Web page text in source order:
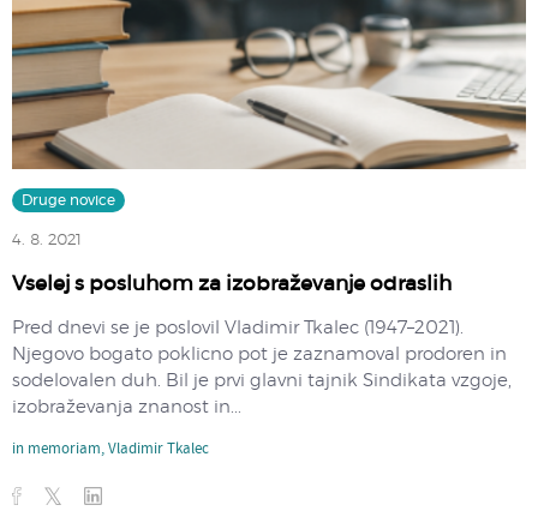
Druge novice
4. 8. 2021
Vselej s posluhom za izobraževanje odraslih
Pred dnevi se je poslovil Vladimir Tkalec (1947–2021).
Njegovo bogato poklicno pot je zaznamoval prodoren in
sodelovalen duh. Bil je prvi glavni tajnik Sindikata vzgoje,
izobraževanja znanost in...
in memoriam,Vladimir Tkalec